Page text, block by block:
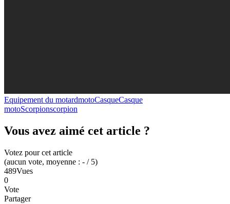
Equipement du motardmotoCasqueCasque
motoScorpionscorpion
Vous avez aimé cet article ?
Votez pour cet article
(aucun vote, moyenne : - / 5)
489Vues
0
Vote
Partager